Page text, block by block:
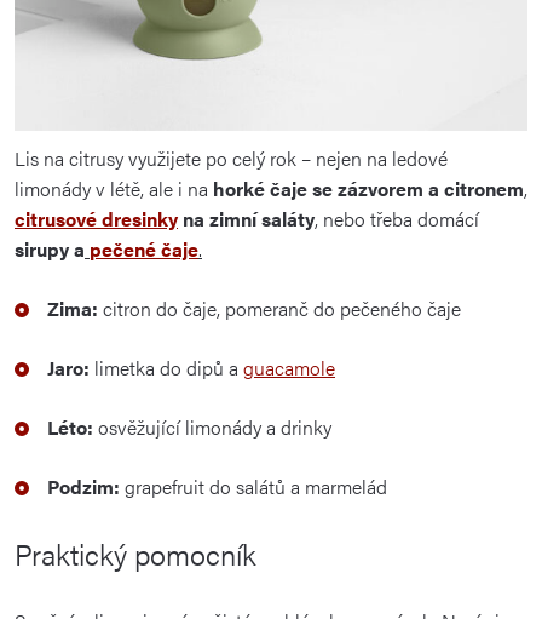
Lis na citrusy využijete po celý rok – nejen na ledové
limonády v létě, ale i na horké čaje se zázvorem a citronem,
citrusové dresinky na zimní saláty, nebo třeba domácí
sirupy a pečené čaje.
Zima: citron do čaje, pomeranč do pečeného čaje
Jaro: limetka do dipů a guacamole
Léto: osvěžující limonády a drinky
Podzim: grapefruit do salátů a marmelád
Praktický pomocník